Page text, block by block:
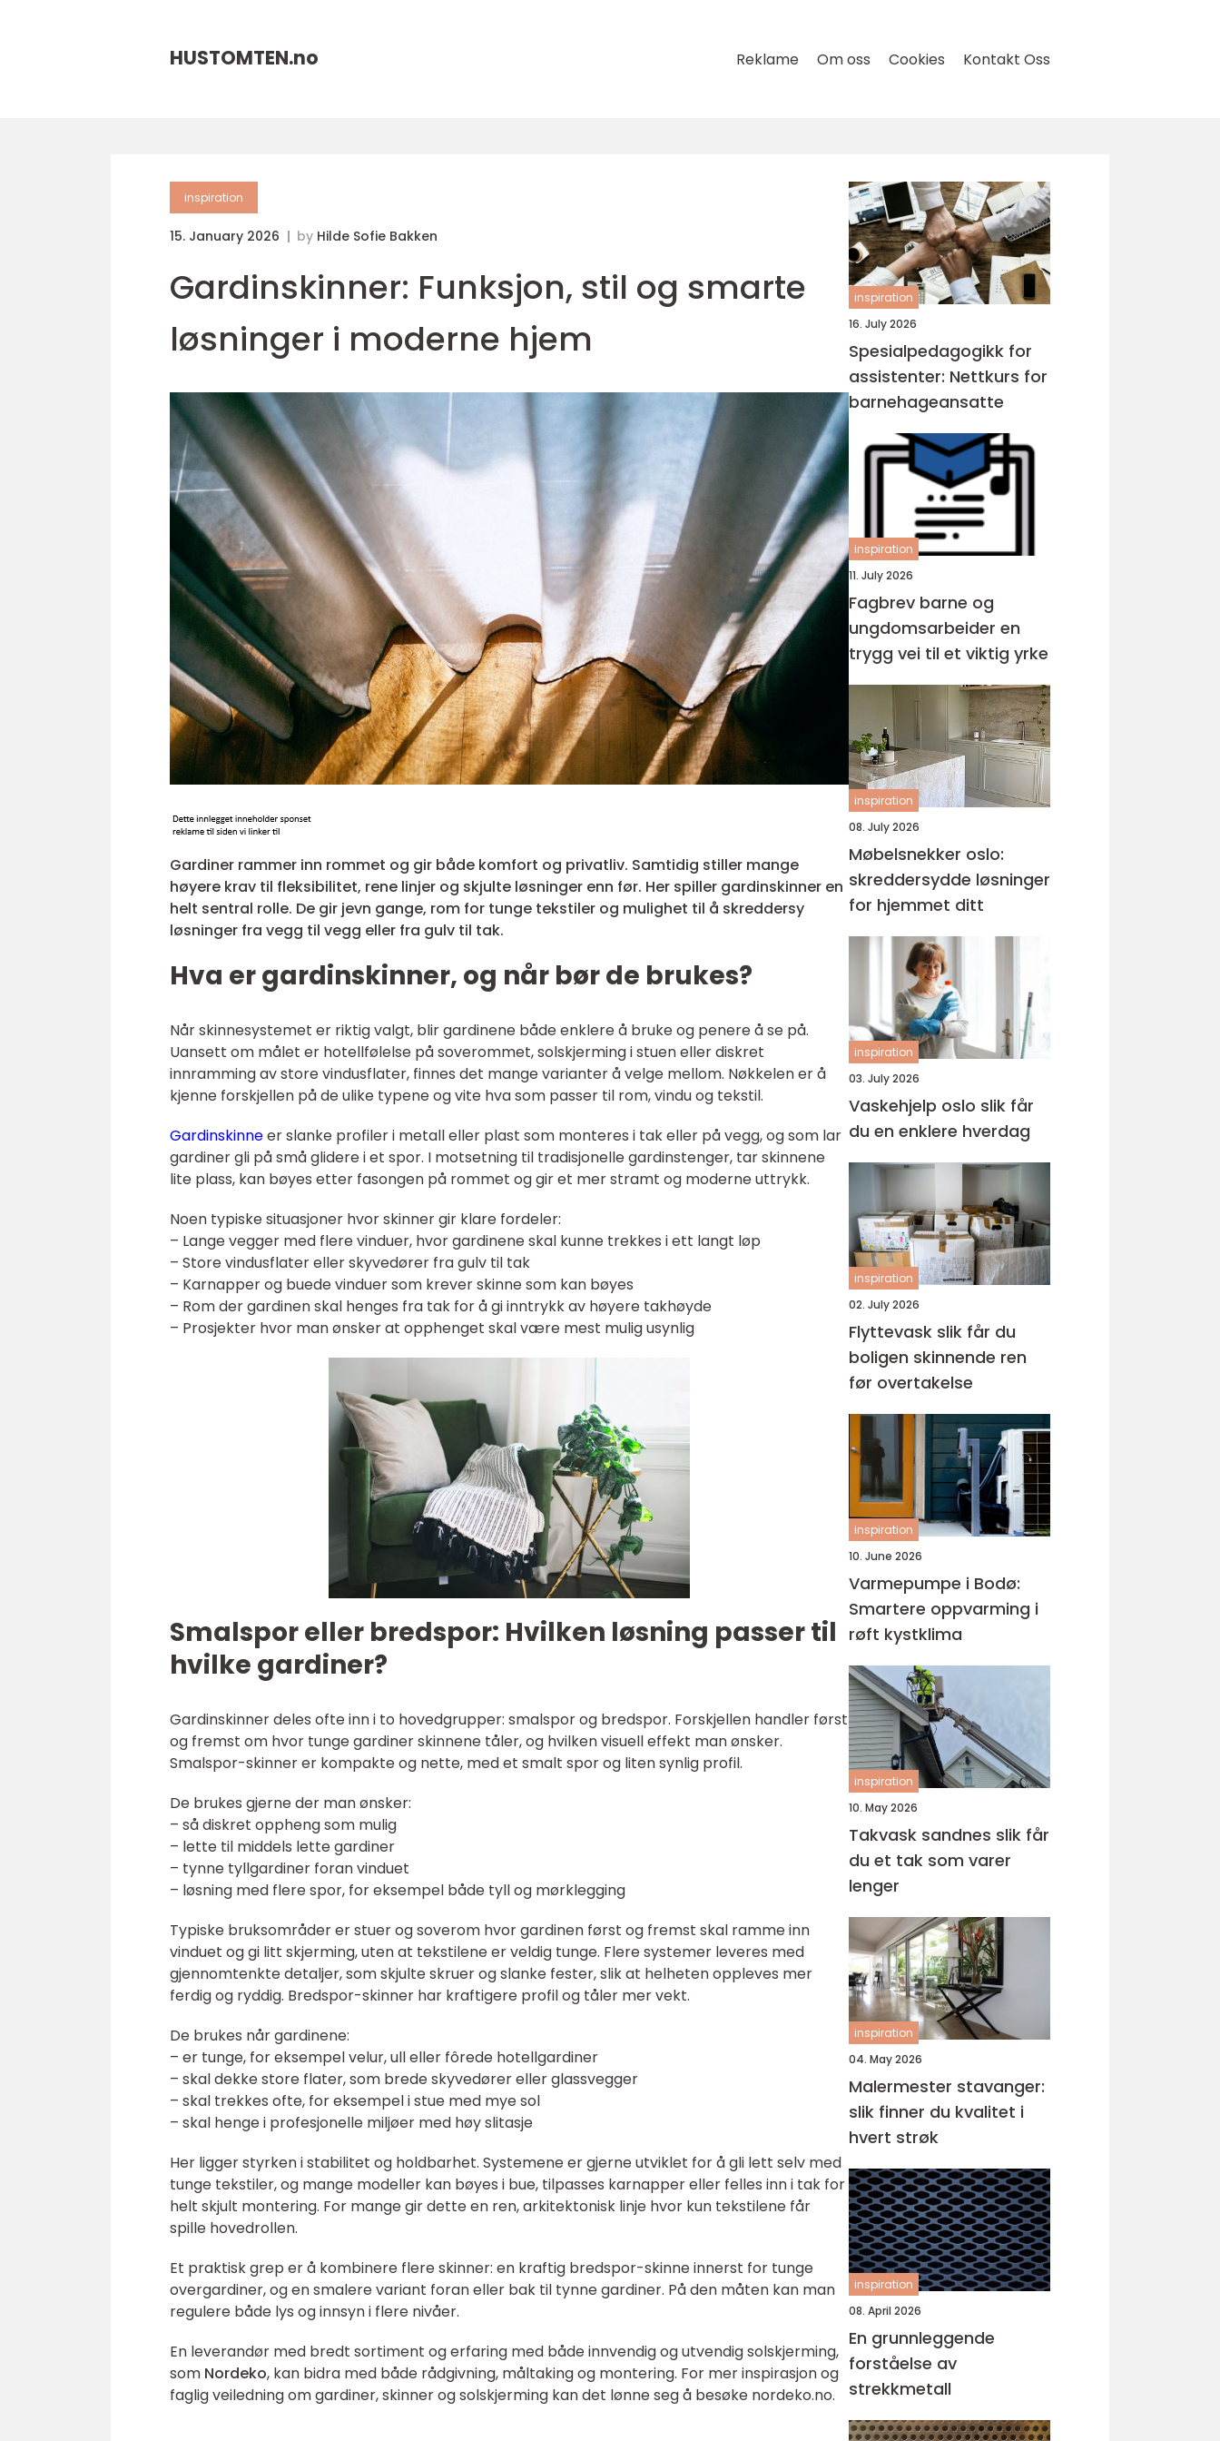
HUSTOMTEN.no Reklame Om oss Cookies Kontakt Oss
inspiration
15. January 2026 by Hilde Sofie Bakken
Gardinskinner: Funksjon, stil og smarte
løsninger i moderne hjem
Gardiner rammer inn rommet og gir både komfort og privatliv. Samtidig stiller mange
høyere krav til fleksibilitet, rene linjer og skjulte løsninger enn før. Her spiller gardinskinner en
helt sentral rolle. De gir jevn gange, rom for tunge tekstiler og mulighet til å skreddersy
løsninger fra vegg til vegg eller fra gulv til tak.
Hva er gardinskinner, og når bør de brukes?
Når skinnesystemet er riktig valgt, blir gardinene både enklere å bruke og penere å se på.
Uansett om målet er hotellfølelse på soverommet, solskjerming i stuen eller diskret
innramming av store vindusflater, finnes det mange varianter å velge mellom. Nøkkelen er å
kjenne forskjellen på de ulike typene og vite hva som passer til rom, vindu og tekstil.
Gardinskinneer slanke profiler i metall eller plast som monteres i tak eller på vegg, og som lar
gardiner gli på små glidere i et spor. I motsetning til tradisjonelle gardinstenger, tar skinnene
lite plass, kan bøyes etter fasongen på rommet og gir et mer stramt og moderne uttrykk.
Noen typiske situasjoner hvor skinner gir klare fordeler:
– Lange vegger med flere vinduer, hvor gardinene skal kunne trekkes i ett langt løp
– Store vindusflater eller skyvedører fra gulv til tak
– Karnapper og buede vinduer som krever skinne som kan bøyes
– Rom der gardinen skal henges fra tak for å gi inntrykk av høyere takhøyde
– Prosjekter hvor man ønsker at opphenget skal være mest mulig usynlig
Smalspor eller bredspor: Hvilken løsning passer til
hvilke gardiner?
Gardinskinner deles ofte inn i to hovedgrupper: smalspor og bredspor. Forskjellen handler først
og fremst om hvor tunge gardiner skinnene tåler, og hvilken visuell effekt man ønsker.
Smalspor-skinner er kompakte og nette, med et smalt spor og liten synlig profil.
De brukes gjerne der man ønsker:
– så diskret oppheng som mulig
– lette til middels lette gardiner
– tynne tyllgardiner foran vinduet
– løsning med flere spor, for eksempel både tyll og mørklegging
Typiske bruksområder er stuer og soverom hvor gardinen først og fremst skal ramme inn
vinduet og gi litt skjerming, uten at tekstilene er veldig tunge. Flere systemer leveres med
gjennomtenkte detaljer, som skjulte skruer og slanke fester, slik at helheten oppleves mer
ferdig og ryddig. Bredspor-skinner har kraftigere profil og tåler mer vekt.
De brukes når gardinene:
– er tunge, for eksempel velur, ull eller fôrede hotellgardiner
– skal dekke store flater, som brede skyvedører eller glassvegger
– skal trekkes ofte, for eksempel i stue med mye sol
– skal henge i profesjonelle miljøer med høy slitasje
Her ligger styrken i stabilitet og holdbarhet. Systemene er gjerne utviklet for å gli lett selv med
tunge tekstiler, og mange modeller kan bøyes i bue, tilpasses karnapper eller felles inn i tak for
helt skjult montering. For mange gir dette en ren, arkitektonisk linje hvor kun tekstilene får
spille hovedrollen.
Et praktisk grep er å kombinere flere skinner: en kraftig bredspor-skinne innerst for tunge
overgardiner, og en smalere variant foran eller bak til tynne gardiner. På den måten kan man
regulere både lys og innsyn i flere nivåer.
En leverandør med bredt sortiment og erfaring med både innvendig og utvendig solskjerming,
som Nordeko, kan bidra med både rådgivning, måltaking og montering. For mer inspirasjon og
faglig veiledning om gardiner, skinner og solskjerming kan det lønne seg å besøke nordeko.no.
inspiration
16. July 2026
Spesialpedagogikk for
assistenter: Nettkurs for
barnehageansatte
inspiration
11. July 2026
Fagbrev barne og
ungdomsarbeider en
trygg vei til et viktig yrke
inspiration
08. July 2026
Møbelsnekker oslo:
skreddersydde løsninger
for hjemmet ditt
inspiration
03. July 2026
Vaskehjelp oslo slik får
du en enklere hverdag
inspiration
02. July 2026
Flyttevask slik får du
boligen skinnende ren
før overtakelse
inspiration
10. June 2026
Varmepumpe i Bodø:
Smartere oppvarming i
røft kystklima
inspiration
10. May 2026
Takvask sandnes slik får
du et tak som varer
lenger
inspiration
04. May 2026
Malermester stavanger:
slik finner du kvalitet i
hvert strøk
inspiration
08. April 2026
En grunnleggende
forståelse av
strekkmetall